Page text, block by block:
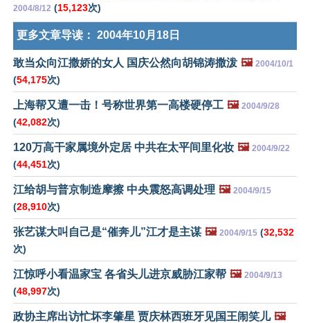
2004/8/12 (15,123次)
更多文章导读： 2004年10月18日
敢当众向江撒娇的女人 国庆公然向胡锦涛撒泼 🖼️ 2004/10/1
(54,175次)
上海帮又遭一击！号称世界第一高楼硬停工 🖼️ 2004/9/28
(42,082次)
120万高干家属境外定居 中共在太平间里化妆 🖼️ 2004/9/22
(44,451次)
江给胡与普京制造摩擦 中央震怒高调处理 🖼️ 2004/9/15
(28,910次)
张艺谋大叫自己是“催奔儿”江才是主谋 🖼️ 2004/9/15 (32,532
次)
江惊呼小看温家宝 各省头儿进京威胁江家帮 🖼️ 2004/9/13
(48,997次)
政协主席出访忙坏李肇星 贾庆林西班牙见国王闹笑儿 🖼️